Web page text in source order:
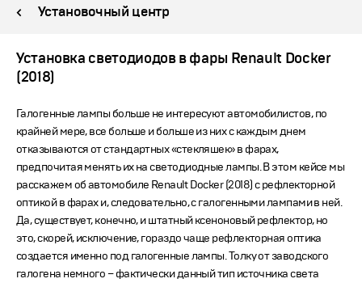
Установочный центр
Установка светодиодов в фары Renault Docker
(2018)
Галогенные лампы больше не интересуют автомобилистов, по
крайней мере, все больше и больше из них с каждым днем
отказываются от стандартных «стекляшек» в фарах,
предпочитая менять их на светодиодные лампы. В этом кейсе мы
расскажем об автомобиле Renault Docker (2018) с рефлекторной
оптикой в фарах и, следовательно, с галогенными лампами в ней.
Да, существует, конечно, и штатный ксеноновый рефлектор, но
это, скорей, исключение, гораздо чаще рефлекторная оптика
создается именно под галогенные лампы. Толку от заводского
галогена немного – фактически данный тип источника света